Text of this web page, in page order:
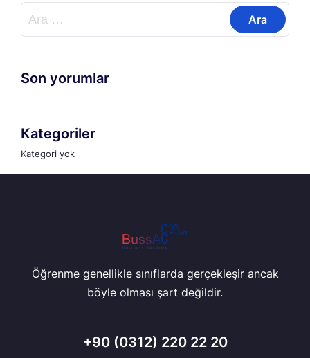
Arama:
Son yorumlar
Kategoriler
Kategori yok
Öğrenme genellikle sınıflarda gerçekleşir ancak
böyle olması şart değildir.
+90 (0312) 220 22 20